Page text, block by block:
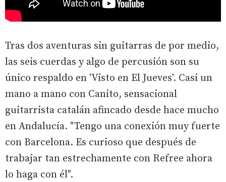
Tras dos aventuras sin guitarras de por medio,
las seis cuerdas y algo de percusión son su
único respaldo en 'Visto en El Jueves'. Casi un
mano a mano con Canito, sensacional
guitarrista catalán afincado desde hace mucho
en Andalucía. "Tengo una conexión muy fuerte
con Barcelona. Es curioso que después de
trabajar tan estrechamente con Refree ahora
lo haga con él".